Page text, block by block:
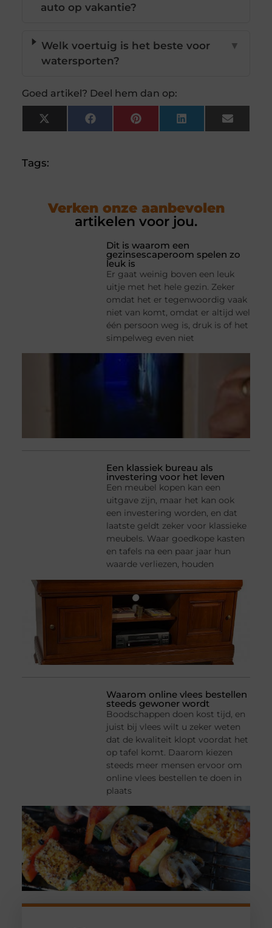
auto op vakantie?
Welk voertuig is het beste voor
watersporten?
▼
Goed artikel? Deel hem dan op:
X
(Twitter)
FacebookPinterestLinkedInEmail
Tags:
Verken onze aanbevolen
artikelen voor jou.
Dit is waarom een
gezinsescaperoom spelen zo
leuk is
Er gaat weinig boven een leuk
uitje met het hele gezin. Zeker
omdat het er tegenwoordig vaak
niet van komt, omdat er altijd wel
één persoon weg is, druk is of het
simpelweg even niet
Een klassiek bureau als
investering voor het leven
Een meubel kopen kan een
uitgave zijn, maar het kan ook
een investering worden, en dat
laatste geldt zeker voor klassieke
meubels. Waar goedkope kasten
en tafels na een paar jaar hun
waarde verliezen, houden
Waarom online vlees bestellen
steeds gewoner wordt
Boodschappen doen kost tijd, en
juist bij vlees wilt u zeker weten
dat de kwaliteit klopt voordat het
op tafel komt. Daarom kiezen
steeds meer mensen ervoor om
online vlees bestellen te doen in
plaats